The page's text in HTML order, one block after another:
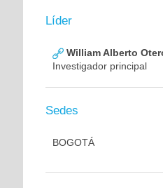
Líder
William Alberto
Investigador principal
Sedes
BOGOTÁ